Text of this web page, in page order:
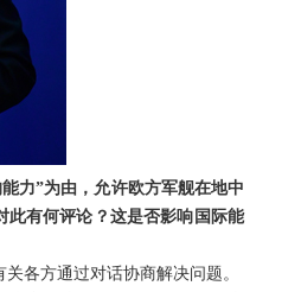
力”为由，允许欧方军舰在地中
此有何评论？这是否影响国际能
各方通过对话协商解决问题。